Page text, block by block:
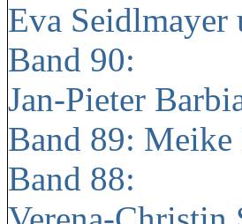
Eva Seidlmayer
Band 90:
Jan-Pieter
Band 89:
Band 88: